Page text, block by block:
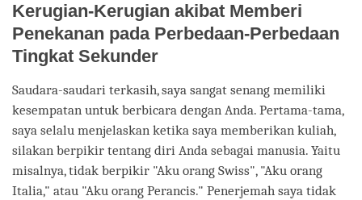
Kerugian-Kerugian akibat Memberi
Penekanan pada Perbedaan-Perbedaan
Tingkat Sekunder
Saudara-saudari terkasih, saya sangat senang memiliki
kesempatan untuk berbicara dengan Anda. Pertama-tama,
saya selalu menjelaskan ketika saya memberikan kuliah,
silakan berpikir tentang diri Anda sebagai manusia. Yaitu
misalnya, tidak berpikir "Aku orang Swiss", "Aku orang
Italia," atau "Aku orang Perancis." Penerjemah saya tidak